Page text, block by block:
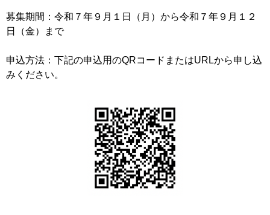
募集期間：令和７年９月１日（月）から令和７年９月１２
日（金）まで
申込方法：下記の申込用のQRコードまたはURLから申し込
みください。